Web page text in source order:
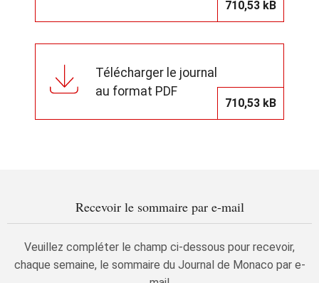
710,53 kB
Télécharger le journal
au format PDF
710,53 kB
Recevoir le sommaire par e-mail
Veuillez compléter le champ ci-dessous pour recevoir,
chaque semaine, le sommaire du Journal de Monaco par e-